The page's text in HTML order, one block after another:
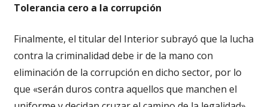
Tolerancia cero a la corrupción
Finalmente, el titular del Interior subrayó que la lucha
contra la criminalidad debe ir de la mano con
eliminación de la corrupción en dicho sector, por lo
que «serán duros contra aquellos que manchen el